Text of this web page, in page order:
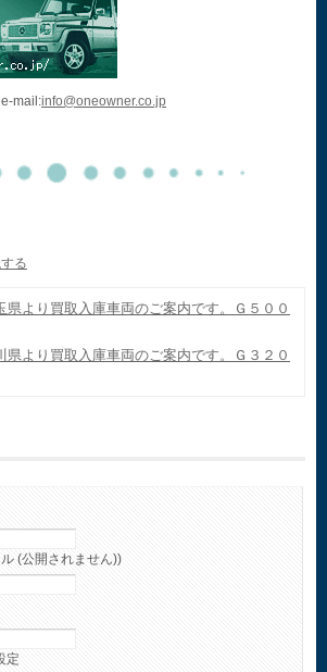
e-mail:info@oneowner.co.jp
県より買取入庫車両のご案内です。Ｇ５００
県より買取入庫車両のご案内です。Ｇ３２０
(公開されません))
定